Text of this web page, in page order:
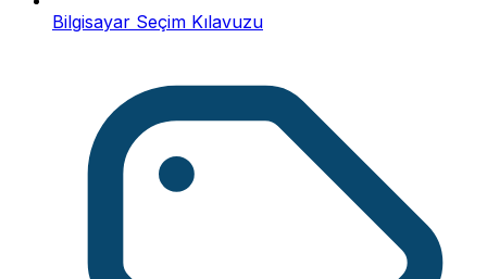
Bilgisayar Seçim Kılavuzu